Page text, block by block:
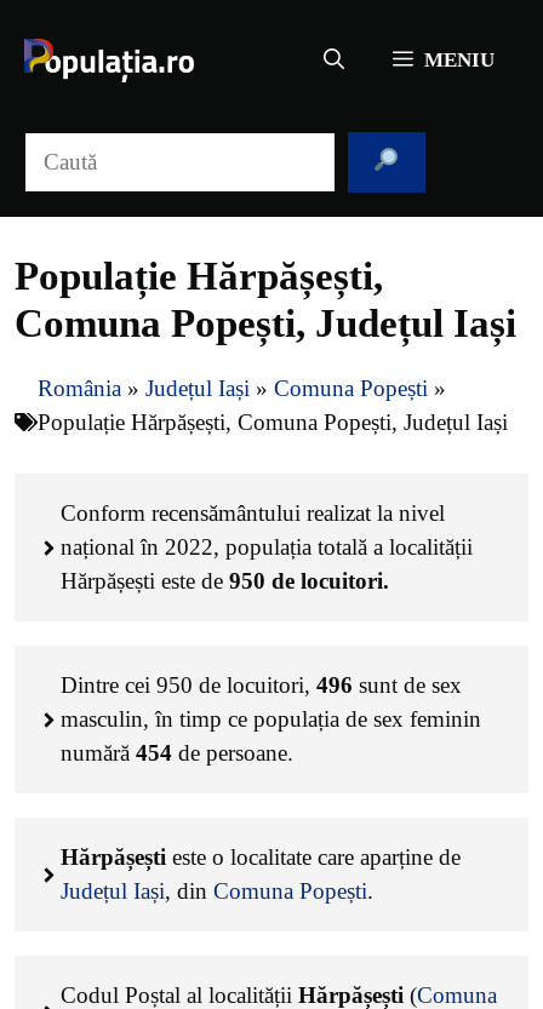
conținut
MENIU
Populație Hărpășești,
Comuna Popești, Județul Iași
România » Județul Iași » Comuna Popești »
Populație Hărpășești, Comuna Popești, Județul Iași
Conform recensământului realizat la nivel
național în 2022, populația totală a localității
Hărpășești este de 950 de locuitori.
Dintre cei 950 de locuitori, 496 sunt de sex
masculin, în timp ce populația de sex feminin
numără 454 de persoane.
Hărpășești este o localitate care aparține de
Județul Iași, din Comuna Popești.
Codul Poștal al localității Hărpășești (Comuna